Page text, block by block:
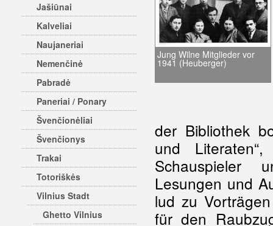
Jašiūnai
Kalveliai
Naujaneriai
Nemenčinė
Pabradė
Paneriai / Ponary
Švenčionėliai
Švenčionys
Trakai
Totoriškės
Vilnius Stadt
Ghetto Vilnius
Jung Wilne Mitglieder vor
1941 (Heuberger)
der Bibliothek
und
Schauspieler
Lesungen und
lud zu
für den